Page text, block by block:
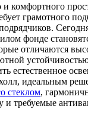
и комфортного
грамотного
фонде
отличаются
естественное
идеальным
стеклом,
и требуемые